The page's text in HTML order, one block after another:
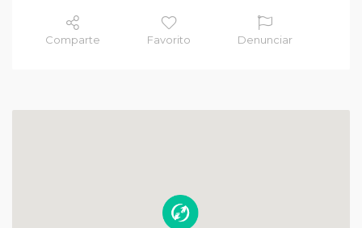
Comparte Favorito Denunciar